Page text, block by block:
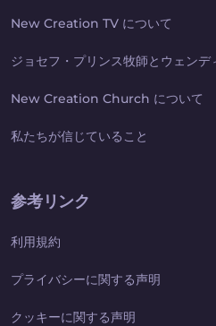
New Creation TV について
ジョセフ・プリンス牧師とウェンデ
New Creation Church について
私たちが信じていること
参考リンク
利用規約
プライバシーに関する声明
クッキーに関する声明